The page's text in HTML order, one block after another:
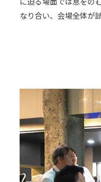
に迫る場面では息をの
なり合い、会場全体が